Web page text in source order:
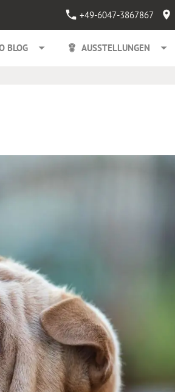
+49-6047-3867867
BLOG AUSSTELLUNGEN